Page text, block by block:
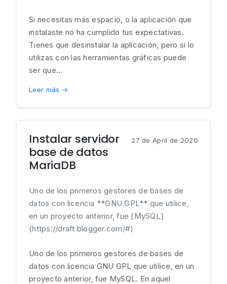
Si necesitas más espacio, o la aplicación que
instalaste no ha cumplido tus expectativas.
Tienes que desinstalar la aplicación, pero si lo
utilizas con las herramientas gráficas puede
ser que...
Leer más →
Instalar servidor
base de datos
MariaDB
27 de April de 2020
Uno de los primeros gestores de bases de
datos con licencia **GNU GPL** que utilice,
en un proyecto anterior, fue [MySQL]
(https://draft.blogger.com/#)
Uno de los primeros gestores de bases de
datos con licencia GNU GPL que utilice, en un
proyecto anterior, fue MySQL. En aquel